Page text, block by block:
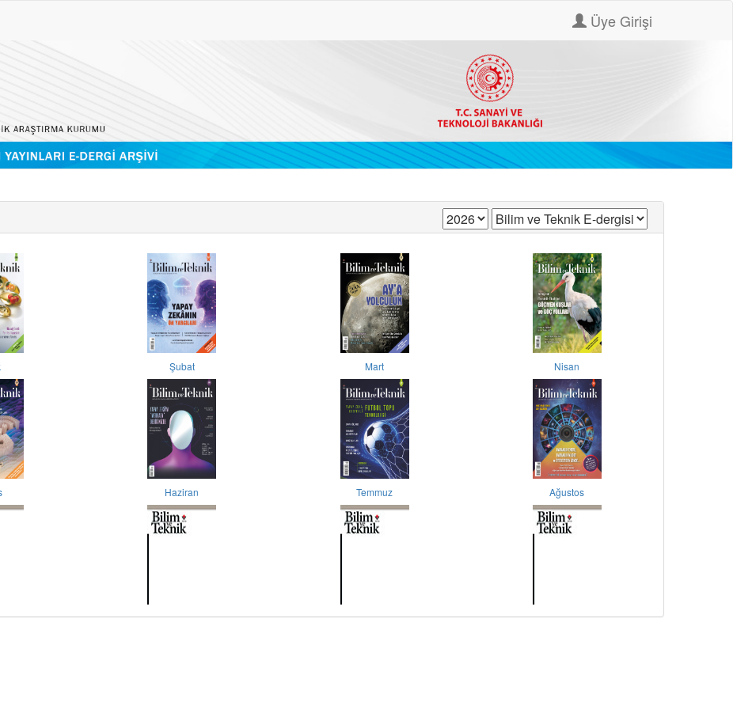
Üye Girişi
Şubat Mart Nisan
Haziran Temmuz Ağustos